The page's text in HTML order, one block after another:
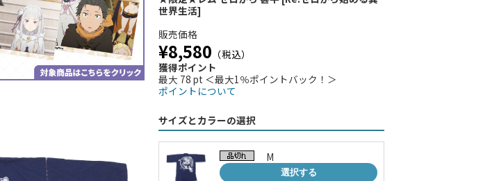
世界生活]
販売価格
¥8,580 （税込）
獲得ポイント
最大 78 pt ＜最大1％ポイントバック！＞
ポイントについて
サイズとカラーの選択
M
選択する